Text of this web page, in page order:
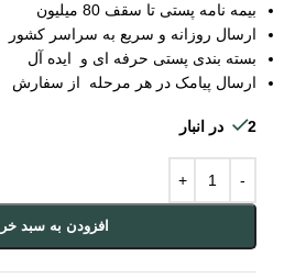
بیمه نامه پستی تا سقف 80 میلیون
ارسال روزانه و سریع به سراسر کشور
بسته بندی پستی حرفه ای و ایده آل
ارسال پیامک در هر مرحله از سفارش
2 در انبار
افزودن به سبد